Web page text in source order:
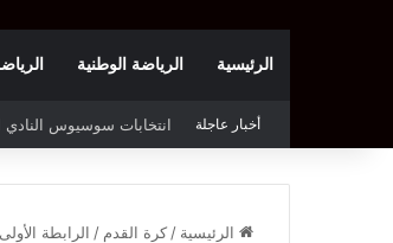
الرئيسية الرياضة الوطنية
أخبار عاجلة قرعة دوري أبطال إفريقيا:
الرئيسية / كرة القدم / الرابطة